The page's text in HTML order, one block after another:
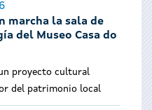
marcha la sala de
del Museo Casa do
proyecto cultural
del patrimonio local